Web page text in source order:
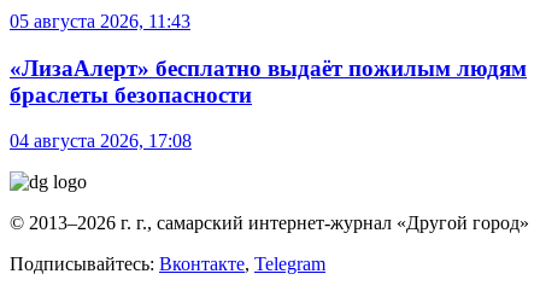
05 августа 2026, 11:43
«ЛизаАлерт» бесплатно выдаёт пожилым людям
браслеты безопасности
04 августа 2026, 17:08
© 2013–2026 г. г., самарский интернет-журнал «Другой город»
Подписывайтесь: Вконтакте, Telegram